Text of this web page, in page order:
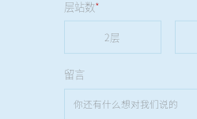
层站数*
2层
留言